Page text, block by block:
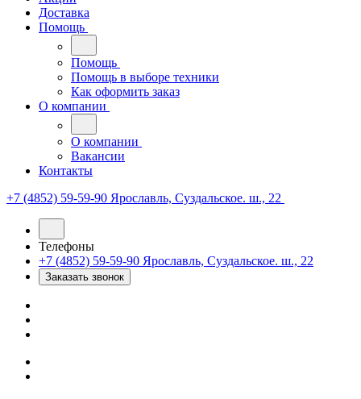
Доставка
Помощь
Помощь
Помощь в выборе техники
Как оформить заказ
О компании
О компании
Вакансии
Контакты
+7 (4852) 59-59-90 Ярославль, Суздальское. ш., 22
Телефоны
+7 (4852) 59-59-90 Ярославль, Суздальское. ш., 22
Заказать звонок